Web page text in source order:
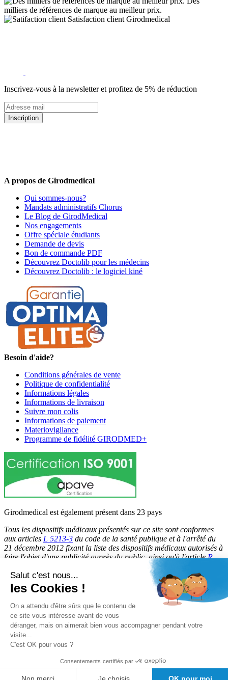
milliers de références de marque au meilleur prix.
Satisfaction client Girodmedical
Inscrivez-vous à la newsletter et profitez de 5% de réduction
Inscription
A propos de Girodmedical
Qui sommes-nous?
Mandats administratifs Chorus
Le Blog de GirodMedical
Nos engagements
Offre spéciale étudiants
Demande de devis
Bon de commande PDF
Découvrez Doctolib pour les médecins
Découvrez Doctolib : le logiciel kiné
Besoin d'aide?
Conditions générales de vente
Politique de confidentialité
Informations légales
Informations de livraison
Suivre mon colis
Informations de paiement
Materiovigilance
Programme de fidélité GIRODMED+
Girodmedical est également présent dans 23 pays
Tous les dispositifs médicaux présentés sur ce site sont conformes
aux articles L 5213-3 du code de la santé publique et à l'arrêté du
21 décembre 2012 fixant la liste des dispositifs médicaux autorisés à
faire l'objet d'une publicité auprès du public, ainsi qu'à l'articleR
du code de la santé publique. Par conséquent, ils peuvent
être légalement promus et rendus accessibles au public.
© 2026 Girodmedical. Tous droits réservés.
Paiement 100 % sécurisé !
Contrôle Anti-Fraude, Certificat SSL
Salut c'est nous...
les Cookies !
On a attendu d'être sûrs que le contenu de
ce site vous intéresse avant de vous
déranger, mais on aimerait bien vous accompagner pendant votre
visite...
C'est OK pour vous ?
Consentements certifiés par